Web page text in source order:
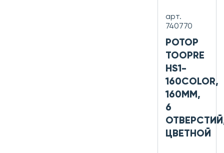
арт.
740770
РОТОР
TOOPRE
HS1-
160COLOR,
160ММ,
6
ЦВЕТНОЙ